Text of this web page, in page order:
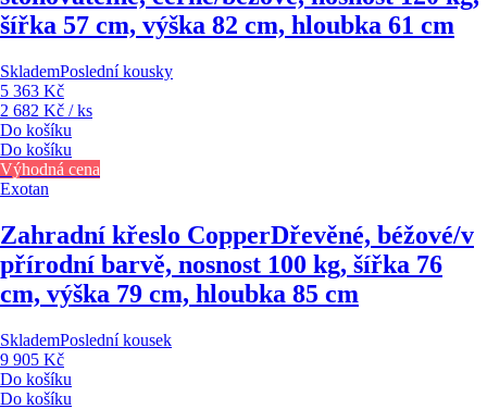
šířka 57 cm, výška 82 cm, hloubka 61 cm
SklademPoslední kousky
5 363 Kč
2 682 Kč / ks
Do košíku
Do košíku
Výhodná cena
Exotan
Zahradní křeslo CopperDřevěné, béžové/v
přírodní barvě, nosnost 100 kg, šířka 76
cm, výška 79 cm, hloubka 85 cm
SklademPoslední kousek
9 905 Kč
Do košíku
Do košíku